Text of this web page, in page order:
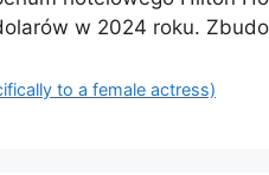
w 2024 roku.
to a female actress)